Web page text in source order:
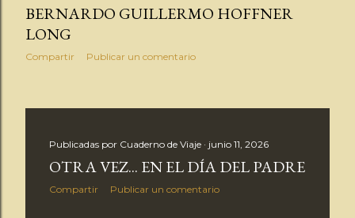
BERNARDO GUILLERMO HOFFNER
LONG
Compartir Publicar un comentario
Publicadas por Cuaderno de Viaje junio 11, 2026
OTRA VEZ... EN EL DÍA DEL PADRE
Compartir Publicar un comentario